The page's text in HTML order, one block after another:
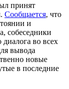
принят
Сообщается, что
и
собеседники
диалога во всех
вывода
новые
в последние